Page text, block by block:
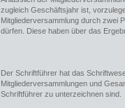
zugleich Geschäftsjahr ist,
Mitgliederversammlung durch zwei
dürfen. Diese haben über das
Der Schriftführer hat das
Mitgliederversammlungen und
Schriftführer zu unterzeichnen sind.